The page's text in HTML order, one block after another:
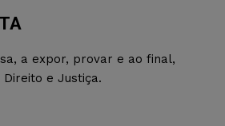
a expor, provar e ao final,
e Justiça.